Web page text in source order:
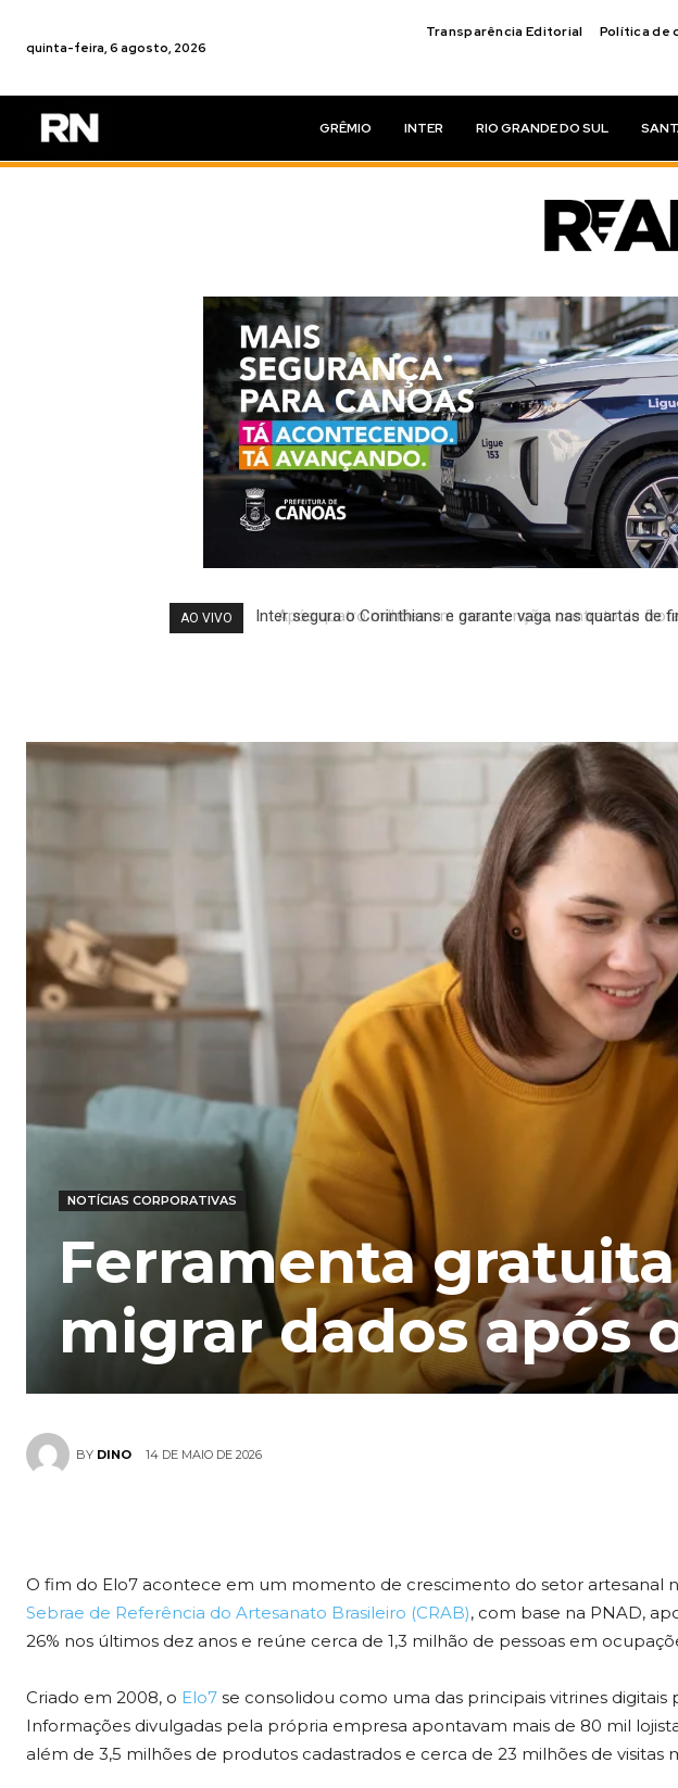
quinta-feira, 6 agosto, 2026
Transparência Editorial Política de
GRÊMIO INTER RIO GRANDE DO SUL
AO VIVO Após quatro milhões em manutenção, contrato de frota
NOTÍCIAS CORPORATIVAS
Ferramenta
migrar dados após
BY DINO 14 DE MAIO DE 2026
O fim do Elo7 acontece em um momento de crescimento do setor artesanal
Sebrae de Referência do Artesanato Brasileiro (CRAB), com base na PNAD,
26% nos últimos dez anos e reúne cerca de 1,3 milhão de pessoas em
Criado em 2008, o Elo7 se consolidou como uma das principais vitrines digitais
Informações divulgadas pela própria empresa apontavam mais de 80 mil
além de 3,5 milhões de produtos cadastrados e cerca de 23 milhões de visitas